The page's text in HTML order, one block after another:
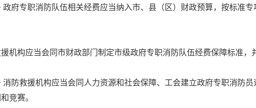
政府专职消防队伍相关经费应当纳入市、县（区）财政预算，按标准
机构应当会同市财政部门制定市级政府专职消防队伍经费保障标准，
消防救援机构应当会同人力资源和社会保障、工会建立政府专职消防
竞赛。